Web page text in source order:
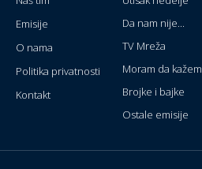
Emisije
O nama
Politika privatnosti
Kontakt
Da nam nije...
TV Mreža
Moram da kažem
Brojke i bajke
Ostale emisije